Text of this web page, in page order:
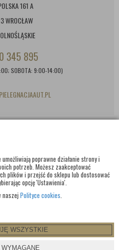
poprawne działanie strony i
potrzeb. Możesz zaakceptować
plików i przejść do sklepu lub dostosować
opcję 'Ustawienia'.
naszej Polityce cookies.
WSZYSTKIE
161 A
WROCŁAW
345 895
SOBOTA: 9:00-14:00)
2017 |PIELEGNACJAAUT.PL